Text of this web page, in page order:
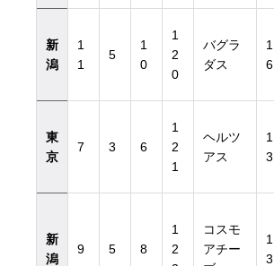
新
潟
1
1
5
1
0
1
2
0
バグラ
ダス
1
6
東
京
7 3 6
1
2
1
ヘルツ
アス
1
3
新
潟
9 5 8
1
2
コスモ
アチー
1
3